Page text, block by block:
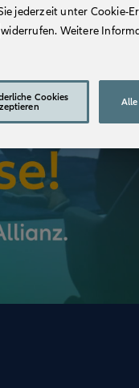
jederzeit unter Cookie-
widerrufen. Weitere
Cookies